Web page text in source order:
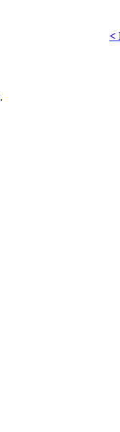
<
.